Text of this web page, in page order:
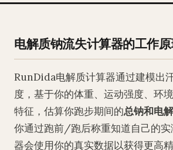
电解质钠流失计算器的工作
RunDida电解质计算器通过建模出
度，基于你的体重、运动强度、环
特征，估算你跑步期间的总钠和电
你通过跑前/跑后称重知道自己的
器会使用你的真实数据以获得更高